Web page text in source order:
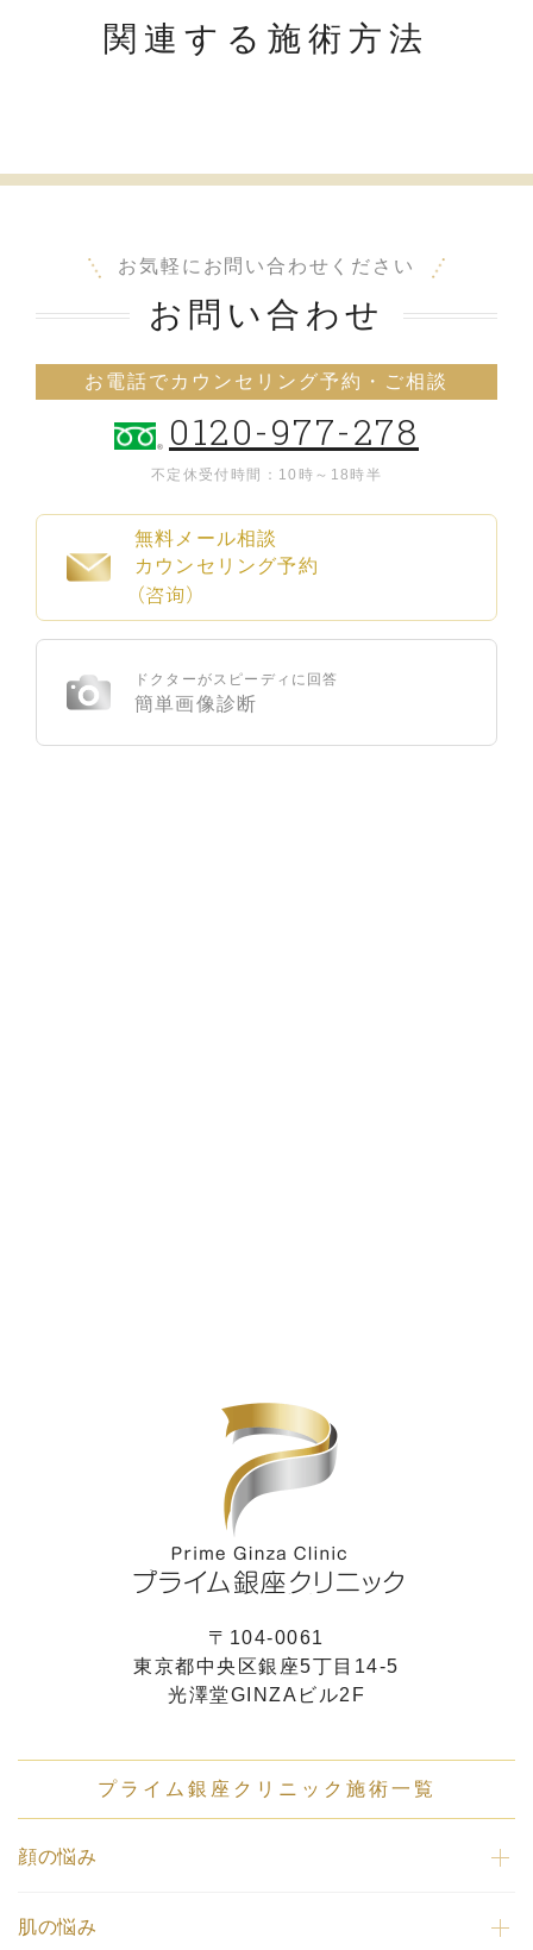
関連する施術方法
お気軽にお問い合わせください
お問い合わせ
お電話でカウンセリング予約・ご相談
0120-977-278
不定休 受付時間：10時～18時半
無料メール相談
カウンセリング予約
（咨询）
ドクターがスピーディに回答
簡単画像診断
〒104-0061
東京都中央区銀座5丁目14-5
光澤堂GINZAビル2F
プライム銀座クリニック施術一覧
顔の悩み
肌の悩み